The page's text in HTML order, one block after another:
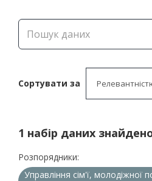
Сортувати за
1 набір даних
Розпорядники:
Управління сім'ї, молодіжної